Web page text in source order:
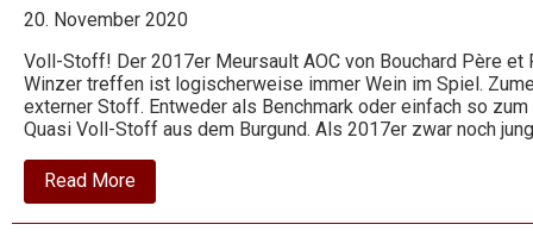
Lage
–
Geheimer
Rat
Dr.
von
Bassermann-
20. November 2020
Voll-Stoff! Der 2017er Meursault AOC von Bouchard Père et
Winzer treffen ist logischerweise immer Wein im Spiel.
externer Stoff. Entweder als Benchmark oder einfach so
Quasi Voll-Stoff aus dem Burgund. Als 2017er zwar noch
Read Moreabout
2017
Meursault